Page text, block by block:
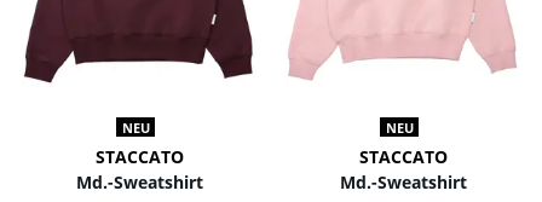
NEU
STACCATO
Md.-Sweatshirt
NEU
STACCATO
Md.-Sweatshirt